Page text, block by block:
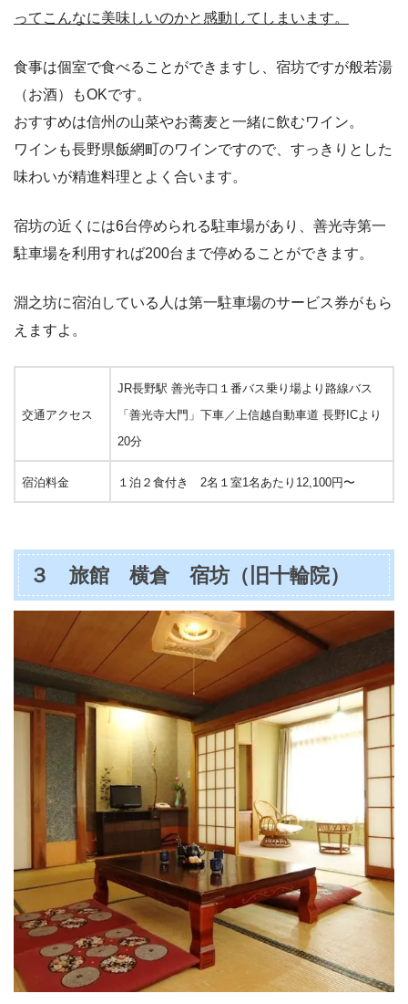
ってこんなに美味しいのかと感動してしまいます。
食事は個室で食べることができますし、宿坊ですが般若湯
（お酒）もOKです。
おすすめは信州の山菜やお蕎麦と一緒に飲むワイン。
ワインも長野県飯網町のワインですので、すっきりとした
味わいが精進料理とよく合います。
宿坊の近くには6台停められる駐車場があり、善光寺第一
駐車場を利用すれば200台まで停めることができます。
淵之坊に宿泊している人は第一駐車場のサービス券がもら
えますよ。
交通アクセス
JR長野駅 善光寺口１番バス乗り場より路線バス
「善光寺大門」下車／上信越自動車道 長野ICより
20分
宿泊料金 １泊２食付き 2名１室1名あたり12,100円〜
３ 旅館 横倉 宿坊（旧十輪院）